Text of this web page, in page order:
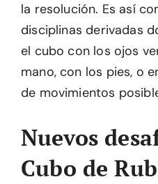
la resolución. Es así
disciplinas derivadas
el cubo con los ojos
mano, con los pies, o
de movimientos
Nuevos
Cubo de